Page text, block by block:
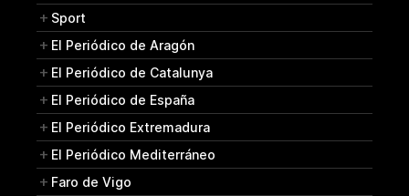
Sport
El Periódico de Aragón
El Periódico de Catalunya
El Periódico de España
El Periódico Extremadura
El Periódico Mediterráneo
Faro de Vigo